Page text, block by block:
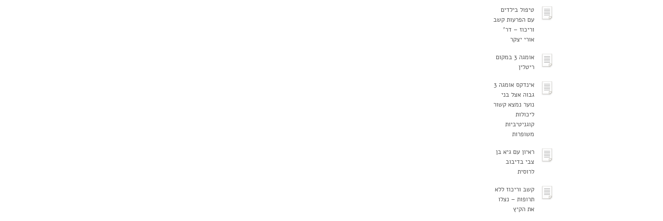
טיפול בילדים
עם הפרעות קשב
וריכוז – דר'
אורי יצקר
אומגה 3 במקום
ריטלין
אינדקס אומגה 3
גבוה אצל בני
נוער נמצא קשור
ליכולות
קוגניטיביות
משופרות
ראיון עם גיא בן
צבי בדיבוב
לרוסית
קשב וריכוז ללא
תרופות – נצלו
את הקיץ